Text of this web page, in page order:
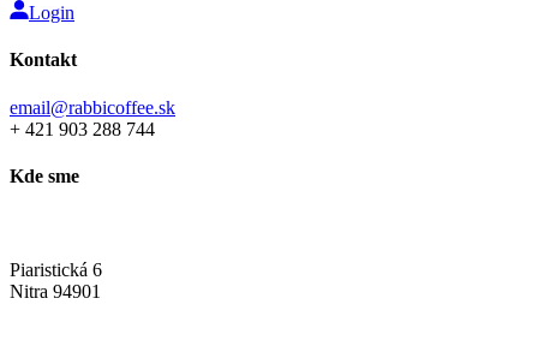
Login
Kontakt
email@rabbicoffee.sk
+ 421 903 288 744
Kde sme
Piaristická 6
Nitra 94901